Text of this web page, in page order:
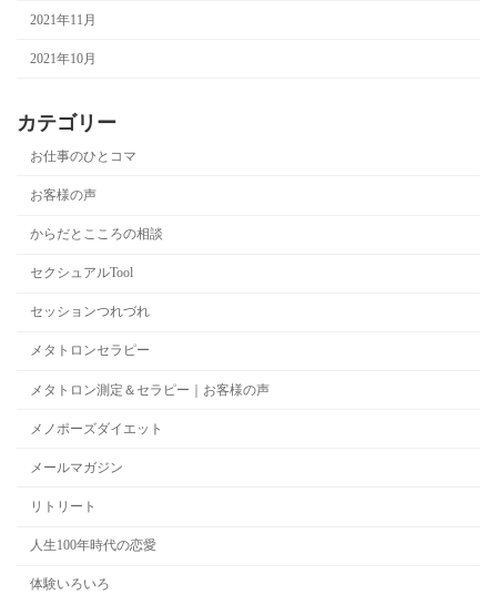
2021年11月
2021年10月
カテゴリー
お仕事のひとコマ
お客様の声
からだとこころの相談
セクシュアルTool
セッションつれづれ
メタトロンセラピー
メタトロン測定＆セラピー｜お客様の声
メノポーズダイエット
メールマガジン
リトリート
人生100年時代の恋愛
体験いろいろ